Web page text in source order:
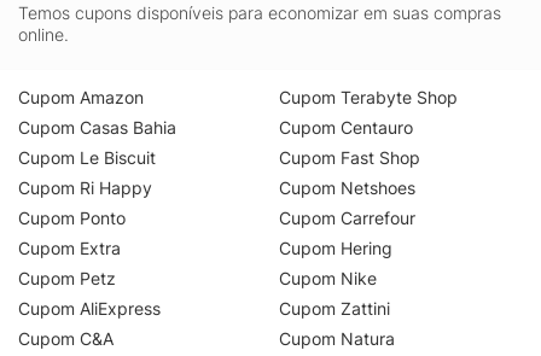
Temos cupons disponíveis para economizar em suas compras
online.
Cupom Amazon
Cupom Casas Bahia
Cupom Le Biscuit
Cupom Ri Happy
Cupom Ponto
Cupom Extra
Cupom Petz
Cupom AliExpress
Cupom C&A
Cupom Terabyte Shop
Cupom Centauro
Cupom Fast Shop
Cupom Netshoes
Cupom Carrefour
Cupom Hering
Cupom Nike
Cupom Zattini
Cupom Natura